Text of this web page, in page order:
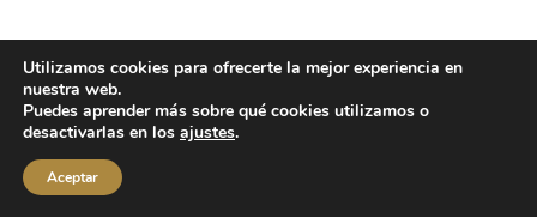
Utilizamos cookies para ofrecerte la mejor experiencia en
nuestra web.
Puedes aprender más sobre qué cookies utilizamos o
desactivarlas en los ajustes.
Aceptar